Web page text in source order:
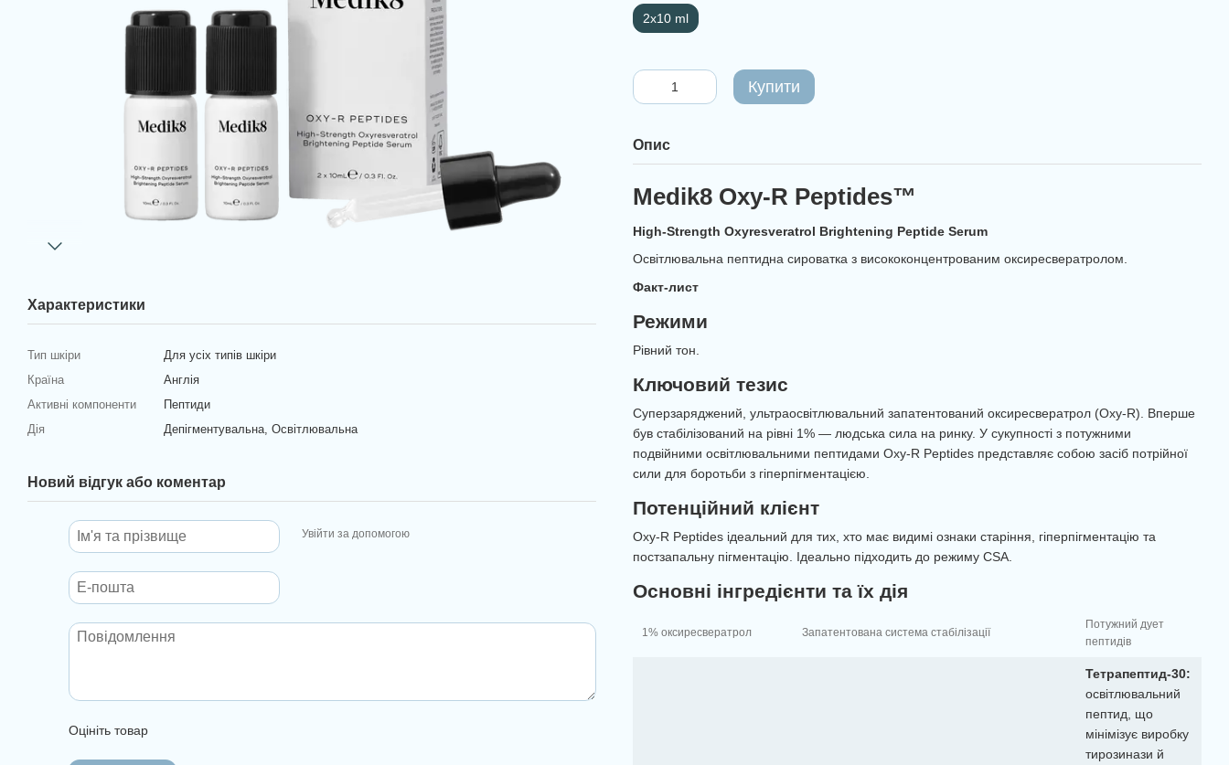
Характеристики
Тип шкіри
Для усіх типів шкіри
Країна
Англія
Активні компоненти
Пептиди
Дія
Депігментувальна, Освітлювальна
Новий відгук або коментар
Увійти за допомогою
Оцініть товар
2х10 ml
Купити
Опис
Medik8 Oxy-R Peptides™
High-Strength Oxyresveratrol Brightening Peptide Serum
Освітлювальна пептидна сироватка з висококонцентрованим оксиресвератролом.
Факт-лист
Режими
Рівний тон.
Ключовий тезис
Суперзаряджений, ультраосвітлювальний запатентований оксиресвератрол (Oxy-R). Вперше
був стабілізований на рівні 1% — людська сила на ринку. У сукупності з потужними
подвійними освітлювальними пептидами Oxy-R Peptides представляє собою засіб потрійної
сили для боротьби з гіперпігментацією.
Потенційний клієнт
Oxy-R Peptides ідеальний для тих, хто має видимі ознаки старіння, гіперпігментацію та
постзапальну пігментацію. Ідеально підходить до режиму CSA.
Основні інгредієнти та їх дія
1% оксиресвератрол Запатентована система стабілізації
Потужний дует
пептидів
Тетрапептид-30:
освітлювальний
пептид, що
мінімізує виробку
тирозинази й